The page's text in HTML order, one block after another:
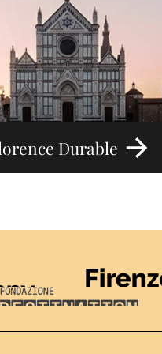
Durable
Firenze
Destination Florence